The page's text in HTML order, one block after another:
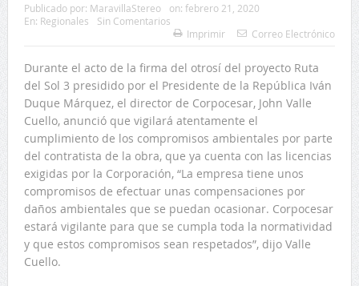
Publicado por: MaravillaStereo on: febrero 21, 2020
En: Regionales
Sin Comentarios
Imprimir
Correo Electrónico
Durante el acto de la firma del otrosí del proyecto Ruta
del Sol 3 presidido por el Presidente de la República Iván
Duque Márquez, el director de Corpocesar, John Valle
Cuello, anunció que vigilará atentamente el
cumplimiento de los compromisos ambientales por parte
del contratista de la obra, que ya cuenta con las licencias
exigidas por la Corporación, “La empresa tiene unos
compromisos de efectuar unas compensaciones por
daños ambientales que se puedan ocasionar. Corpocesar
estará vigilante para que se cumpla toda la normatividad
y que estos compromisos sean respetados”, dijo Valle
Cuello.